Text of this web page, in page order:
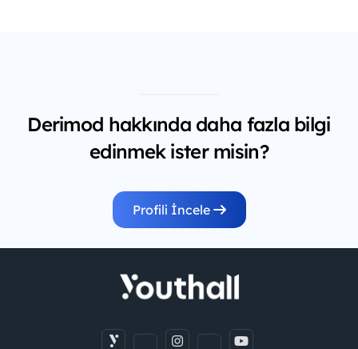
Derimod hakkında daha fazla bilgi
edinmek ister misin?
Profili İncele